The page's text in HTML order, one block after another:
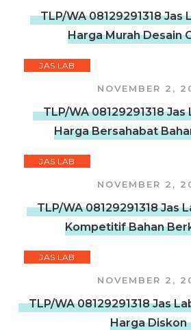
TLP/WA 08129291318 Jas
Harga Murah Desain
JAS LAB
NOVEMBER 2,
TLP/WA 08129291318
Harga Bersahabat
JAS LAB
NOVEMBER 2,
TLP/WA 08129291318 Jas
Kompetitif Bahan
JAS LAB
NOVEMBER 2,
TLP/WA 08129291318 Jas
Harga Diskon